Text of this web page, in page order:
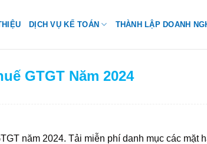
DỊCH VỤ KẾ TOÁN THÀNH LẬP DOANH
GTGT Năm 2024
năm 2024. Tải miễn phí danh mục các mặt